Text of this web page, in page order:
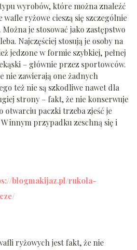
wyrobów, które można znaleźć
ryżowe cieszą się szczególnie
je stosować jako zastępstwo
Najczęściej stosują je osoby na
jedzone w formie szybkiej, pełnej
– głównie przez sportowców.
nie zawierają one żadnych
też nie są szkodliwe nawet dla
strony – fakt, że nie konserwuje
otwarciu paczki trzeba zjeść je
innym przypadku zeschną się i
blogmakijaz.pl/rukola-
ryżowych jest fakt, że nie